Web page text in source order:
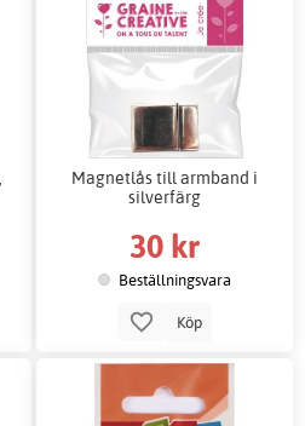
Magnetlås till armband i
silverfärg
30 kr
Beställningsvara
Köp